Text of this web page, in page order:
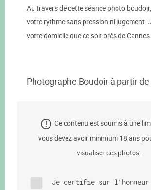
Au travers de cette séance photo
votre rythme sans pression ni jugement.
votre domicile que ce soit près de
Photographe Boudoir à partir de
Ce contenu est soumis à une
vous devez avoir minimum 18 ans
visualiser ces photos.
Je certifie sur